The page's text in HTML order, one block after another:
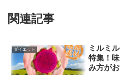
関連記事
ダイエット
ミルミ
特集！
み方がお